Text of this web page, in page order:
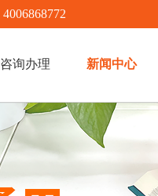
4006868772
咨询办理 新闻中心